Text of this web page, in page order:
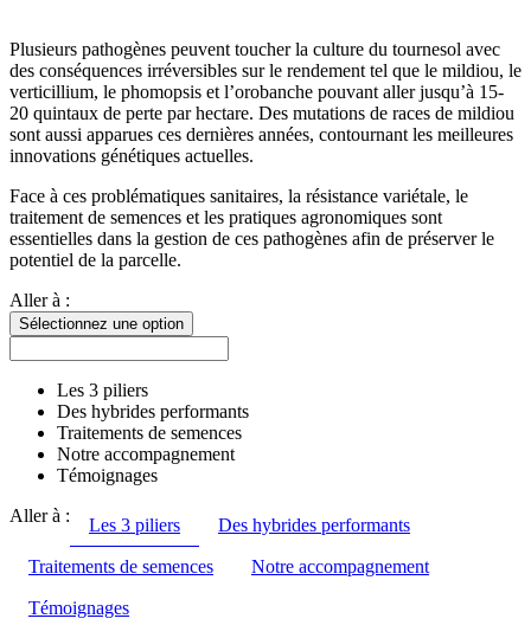
Plusieurs pathogènes peuvent toucher la culture du tournesol avec
des conséquences irréversibles sur le rendement tel que le mildiou, le
verticillium, le phomopsis et l’orobanche pouvant aller jusqu’à 15-
20 quintaux de perte par hectare. Des mutations de races de mildiou
sont aussi apparues ces dernières années, contournant les meilleures
innovations génétiques actuelles.
Face à ces problématiques sanitaires, la résistance variétale, le
traitement de semences et les pratiques agronomiques sont
essentielles dans la gestion de ces pathogènes afin de préserver le
potentiel de la parcelle.
Aller à :
Sélectionnez une option
Les 3 piliers
Des hybrides performants
Traitements de semences
Notre accompagnement
Témoignages
Aller à :
Les 3 piliers Des hybrides performants
Traitements de semences Notre accompagnement
Témoignages